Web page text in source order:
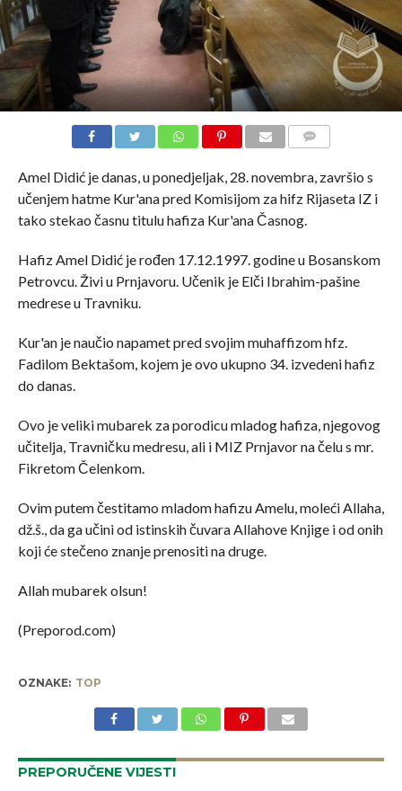
Amel Didić je danas, u ponedjeljak, 28. novembra, završio s
učenjem hatme Kur'ana pred Komisijom za hifz Rijaseta IZ i
tako stekao časnu titulu hafiza Kur'ana Časnog.
Hafiz Amel Didić je rođen 17.12.1997. godine u Bosanskom
Petrovcu. Živi u Prnjavoru. Učenik je Elči Ibrahim-pašine
medrese u Travniku.
Kur'an je naučio napamet pred svojim muhaffizom hfz.
Fadilom Bektašom, kojem je ovo ukupno 34. izvedeni hafiz
do danas.
Ovo je veliki mubarek za porodicu mladog hafiza, njegovog
učitelja, Travničku medresu, ali i MIZ Prnjavor na čelu s mr.
Fikretom Čelenkom.
Ovim putem čestitamo mladom hafizu Amelu, moleći Allaha,
dž.š., da ga učini od istinskih čuvara Allahove Knjige i od onih
koji će stečeno znanje prenositi na druge.
Allah mubarek olsun!
(Preporod.com)
OZNAKE: TOP
PREPORUČENE VIJESTI